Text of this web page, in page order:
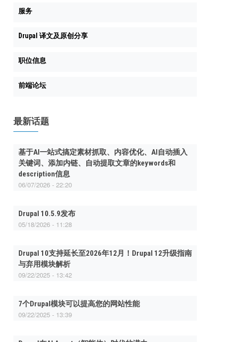
服务
Drupal 译文及原创分享
职位信息
前端论坛
最新话题
基于AI一站式搞定素材抓取、内容优化、AI自动插入
关键词、添加内链、自动提取文章的keywords和
description信息
06/07/2026 - 22:20
Drupal 10.5.9发布
05/18/2026 - 11:28
Drupal 10支持延长至2026年12月！Drupal 12升级指南
与弃用模块解析
09/22/2025 - 13:42
7个Drupal模块可以提高您的网站性能
09/22/2025 - 13:39